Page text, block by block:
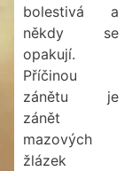
bolestivá a
někdy se
opakují.
Příčinou
zánětu je
zánět
mazových
žlázek